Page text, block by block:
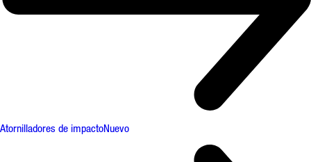
Atornilladores de impactoNuevo